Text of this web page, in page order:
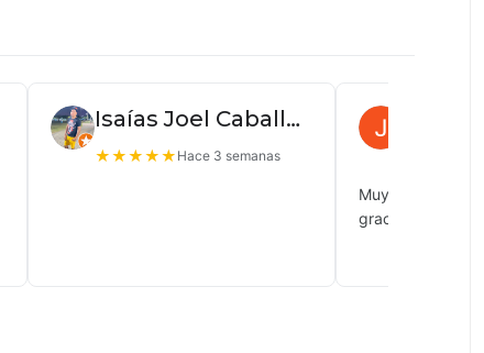
Isaías Joel Caballero
★★★★★ Hace 3 semanas
Muy buena
gracias